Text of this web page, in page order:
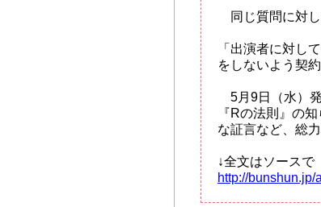
同じ質問に対し
「出演者に対し
をしないよう契
5月9日（水）発
『Rの法則』の
な証言など、総
↓全文はソースで
http://bunshun.jp/